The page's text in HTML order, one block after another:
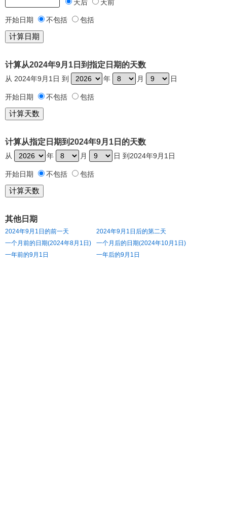
天后 天前
开始日期 不包括 包括
计算从2024年9月1日到指定日期的天数
从 2024年9月1日 到 年 月 日
开始日期 不包括 包括
计算从指定日期到2024年9月1日的天数
从 年 月 日 到2024年9月1日
开始日期 不包括 包括
其他日期
2024年9月1日的前一天
2024年9月1日后的第二天
一个月前的日期(2024年8月1日)
一个月后的日期(2024年10月1日)
一年前的9月1日
一年后的9月1日